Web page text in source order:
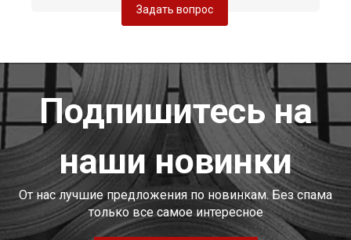
Задать вопрос
Подпишитесь на
наши новинки
От нас лучшие предложения по новинкам. Без спама
только все самое интересное